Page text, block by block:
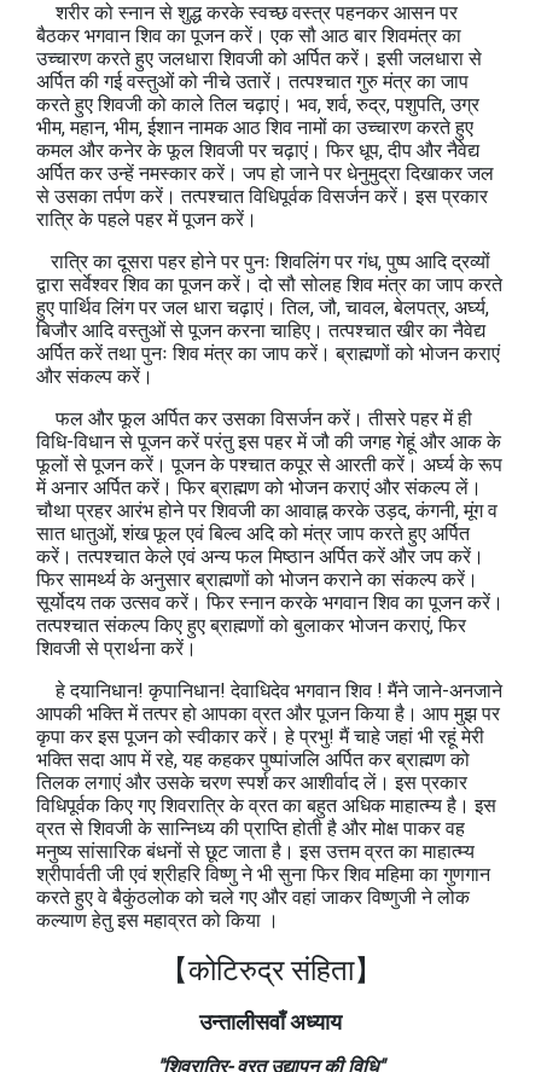
शरीर को स्नान से शुद्ध करके स्वच्छ वस्त्र पहनकर आसन पर
बैठकर भगवान शिव का पूजन करें। एक सौ आठ बार शिवमंत्र का
उच्चारण करते हुए जलधारा शिवजी को अर्पित करें। इसी जलधारा से
अर्पित की गई वस्तुओं को नीचे उतारें। तत्पश्चात गुरु मंत्र का जाप
करते हुए शिवजी को काले तिल चढ़ाएं। भव, शर्व, रुद्र, पशुपति, उग्र
भीम, महान, भीम, ईशान नामक आठ शिव नामों का उच्चारण करते हुए
कमल और कनेर के फूल शिवजी पर चढ़ाएं। फिर धूप, दीप और नैवेद्य
अर्पित कर उन्हें नमस्कार करें। जप हो जाने पर धेनुमुद्रा दिखाकर जल
से उसका तर्पण करें। तत्पश्चात विधिपूर्वक विसर्जन करें। इस प्रकार
रात्रि के पहले पहर में पूजन करें।
रात्रि का दूसरा पहर होने पर पुनः शिवलिंग पर गंध, पुष्प आदि द्रव्यों
द्वारा सर्वेश्वर शिव का पूजन करें। दो सौ सोलह शिव मंत्र का जाप करते
हुए पार्थिव लिंग पर जल धारा चढ़ाएं। तिल, जौ, चावल, बेलपत्र, अर्घ्य,
बिजौर आदि वस्तुओं से पूजन करना चाहिए। तत्पश्चात खीर का नैवेद्य
अर्पित करें तथा पुनः शिव मंत्र का जाप करें। ब्राह्मणों को भोजन कराएं
और संकल्प करें।
फल और फूल अर्पित कर उसका विसर्जन करें। तीसरे पहर में ही
विधि-विधान से पूजन करें परंतु इस पहर में जौ की जगह गेहूं और आक के
फूलों से पूजन करें। पूजन के पश्चात कपूर से आरती करें। अर्घ्य के रूप
में अनार अर्पित करें। फिर ब्राह्मण को भोजन कराएं और संकल्प लें।
चौथा प्रहर आरंभ होने पर शिवजी का आवाह्न करके उड़द, कंगनी, मूंग व
सात धातुओं, शंख फूल एवं बिल्व अदि को मंत्र जाप करते हुए अर्पित
करें। तत्पश्चात केले एवं अन्य फल मिष्ठान अर्पित करें और जप करें।
फिर सामर्थ्य के अनुसार ब्राह्मणों को भोजन कराने का संकल्प करें।
सूर्योदय तक उत्सव करें। फिर स्नान करके भगवान शिव का पूजन करें।
तत्पश्चात संकल्प किए हुए ब्राह्मणों को बुलाकर भोजन कराएं, फिर
शिवजी से प्रार्थना करें।
हे दयानिधान! कृपानिधान! देवाधिदेव भगवान शिव ! मैंने जाने-अनजाने
आपकी भक्ति में तत्पर हो आपका व्रत और पूजन किया है। आप मुझ पर
कृपा कर इस पूजन को स्वीकार करें। हे प्रभु! मैं चाहे जहां भी रहूं मेरी
भक्ति सदा आप में रहे, यह कहकर पुष्पांजलि अर्पित कर ब्राह्मण को
तिलक लगाएं और उसके चरण स्पर्श कर आशीर्वाद लें। इस प्रकार
विधिपूर्वक किए गए शिवरात्रि के व्रत का बहुत अधिक माहात्म्य है। इस
व्रत से शिवजी के सान्निध्य की प्राप्ति होती है और मोक्ष पाकर वह
मनुष्य सांसारिक बंधनों से छूट जाता है। इस उत्तम व्रत का माहात्म्य
श्रीपार्वती जी एवं श्रीहरि विष्णु ने भी सुना फिर शिव महिमा का गुणगान
करते हुए वे बैकुंठलोक को चले गए और वहां जाकर विष्णुजी ने लोक
कल्याण हेतु इस महाव्रत को किया ।
【कोटिरुद्र संहिता】
उन्तालीसवाँ अध्याय
"शिवरात्रि- व्रत उद्यापन की विधि"